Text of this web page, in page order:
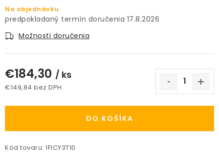
KVETINÁČE A OBALY NA RASTLINY
ZNAČKY
Podmienky ochrany osobných údajov
Spôsoby platby
Kontakt / Právne údaje
Na objednávku
17.8.2026
Možnosti doručenia
€184,30 / ks
€149,84 bez DPH
DO KOŠÍKA
Kód tovaru: 1FICY3T10